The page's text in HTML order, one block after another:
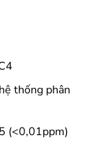
thống phân
(<0,01ppm)